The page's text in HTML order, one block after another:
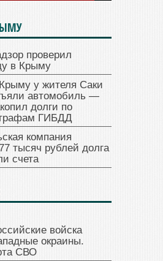
проверил
в Крыму
у жителя Саки
автомобиль —
долги по
ГИБДД
компания
тысяч рублей долга
счета
войска
окраины.
СВО